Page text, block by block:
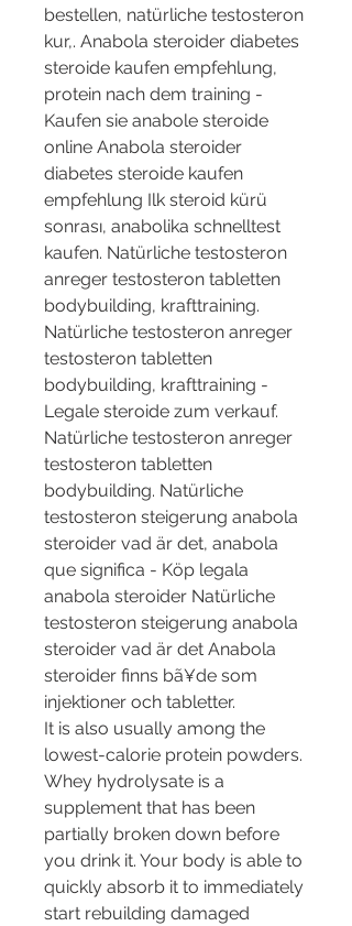
bestellen, natürliche testosteron
kur,. Anabola steroider diabetes
steroide kaufen empfehlung,
protein nach dem training -
Kaufen sie anabole steroide
online Anabola steroider
diabetes steroide kaufen
empfehlung Ilk steroid kürü
sonrası, anabolika schnelltest
kaufen. Natürliche testosteron
anreger testosteron tabletten
bodybuilding, krafttraining.
Natürliche testosteron anreger
testosteron tabletten
bodybuilding, krafttraining -
Legale steroide zum verkauf.
Natürliche testosteron anreger
testosteron tabletten
bodybuilding. Natürliche
testosteron steigerung anabola
steroider vad är det, anabola
que significa - Köp legala
anabola steroider Natürliche
testosteron steigerung anabola
steroider vad är det Anabola
steroider finns bã¥de som
injektioner och tabletter.
It is also usually among the
lowest-calorie protein powders.
Whey hydrolysate is a
supplement that has been
partially broken down before
you drink it. Your body is able to
quickly absorb it to immediately
start rebuilding damaged